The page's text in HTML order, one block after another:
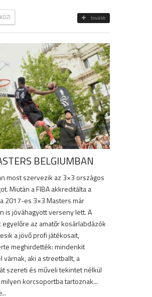
tovább
BELGIUMBAN
most szervezik az 3×3 országos
Miután a FIBA akkreditálta a
2017-es 3×3 Masters már
is jóváhagyott verseny lett. A
az amatőr kosárlabdázók
a jövő profi játékosait,
meghirdették: mindenkit
várnak, aki a streetballt, a
szereti és műveli tekintet nélkül
korcsoportba tartoznak...
...